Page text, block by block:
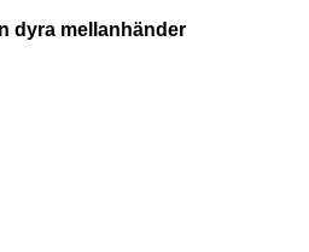
dyra mellanhänder